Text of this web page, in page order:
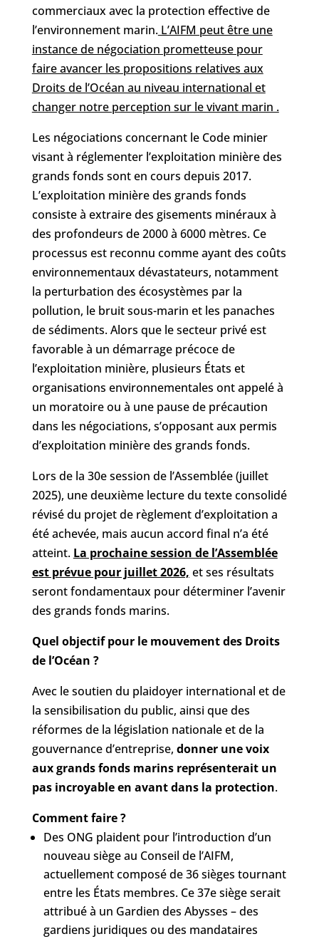
commerciaux avec la protection effective de
l’environnement marin.L’AIFM peut être une
instance de négociation prometteuse pour
faire avancer les propositions relatives aux
Droits de l’Océan au niveau international et
changer notre perception sur le vivant marin .
Les négociations concernant le Code minier
visant à réglementer l’exploitation minière des
grands fonds sont en cours depuis 2017.
L’exploitation minière des grands fonds
consiste à extraire des gisements minéraux à
des profondeurs de 2000 à 6000 mètres. Ce
processus est reconnu comme ayant des coûts
environnementaux dévastateurs, notamment
la perturbation des écosystèmes par la
pollution, le bruit sous-marin et les panaches
de sédiments. Alors que le secteur privé est
favorable à un démarrage précoce de
l’exploitation minière, plusieurs États et
organisations environnementales ont appelé à
un moratoire ou à une pause de précaution
dans les négociations, s’opposant aux permis
d’exploitation minière des grands fonds.
Lors de la 30e session de l’Assemblée (juillet
2025), une deuxième lecture du texte consolidé
révisé du projet de règlement d’exploitation a
été achevée, mais aucun accord final n’a été
atteint. La prochaine session de l’Assemblée
est prévue pour juillet 2026, et ses résultats
seront fondamentaux pour déterminer l’avenir
des grands fonds marins.
Quel objectif pour le mouvement des Droits
de l’Océan ?
Avec le soutien du plaidoyer international et de
la sensibilisation du public, ainsi que des
réformes de la législation nationale et de la
gouvernance d’entreprise, donner une voix
aux grands fonds marins représenterait un
pas incroyable en avant dans la protection.
Comment faire ?
Des ONG plaident pour l’introduction d’un
nouveau siège au Conseil de l’AIFM,
actuellement composé de 36 sièges tournant
entre les États membres. Ce 37e siège serait
attribué à un Gardien des Abysses – des
gardiens juridiques ou des mandataires